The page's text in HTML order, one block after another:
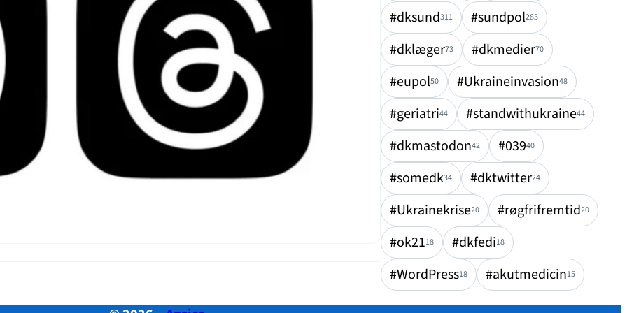
#dksund311 #sundpol283
#dklæger73 #dkmedier70
#eupol50 #Ukraineinvasion48
#geriatri44 #standwithukraine44
#dkmastodon42 #03940
#somedk34 #dktwitter24
#Ukrainekrise20 #røgfrifremtid20
#ok2118 #dkfedi18
#WordPress18 #akutmedicin15